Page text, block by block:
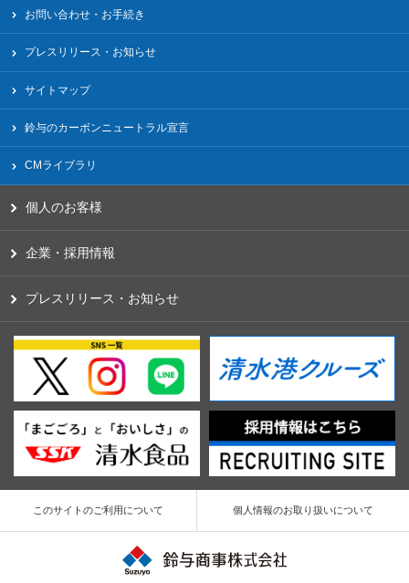
お問い合わせ・お手続き
プレスリリース・お知らせ
サイトマップ
鈴与のカーボンニュートラル宣言
CMライブラリ
個人のお客様
企業・採用情報
プレスリリース・お知らせ
このサイトのご利用について 個人情報のお取り扱いについて